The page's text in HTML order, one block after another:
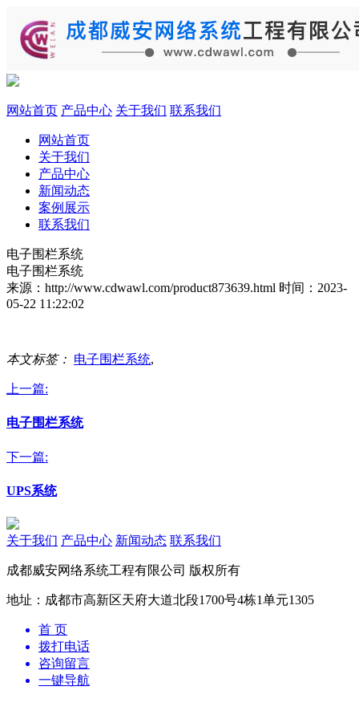
网站首页 产品中心 关于我们 联系我们
网站首页
关于我们
产品中心
新闻动态
案例展示
联系我们
电子围栏系统
电子围栏系统
来源：http://www.cdwawl.com/product873639.html 时间：2023-
05-22 11:22:02
本文标签： 电子围栏系统,
上一篇:
电子围栏系统
下一篇:
UPS系统
关于我们 产品中心 新闻动态 联系我们
成都威安网络系统工程有限公司 版权所有
地址：成都市高新区天府大道北段1700号4栋1单元1305
首 页
拨打电话
咨询留言
一键导航